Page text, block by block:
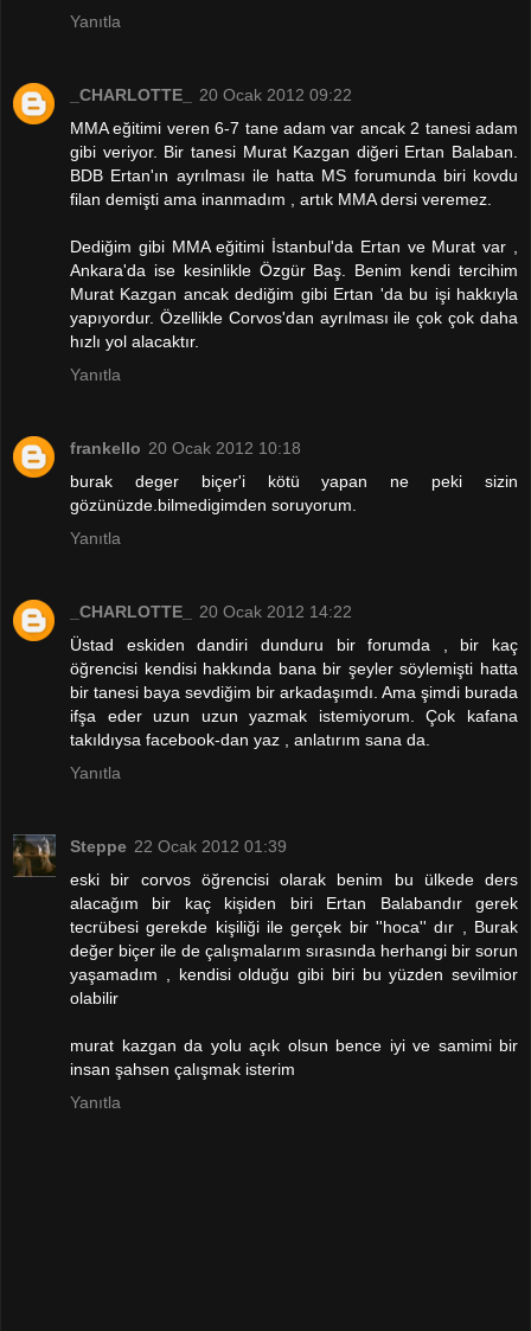
Yanıtla
_CHARLOTTE_
20 Ocak 2012 09:22
MMA eğitimi veren 6-7 tane adam var ancak 2 tanesi adam
gibi veriyor. Bir tanesi Murat Kazgan diğeri Ertan Balaban.
BDB Ertan'ın ayrılması ile hatta MS forumunda biri kovdu
filan demişti ama inanmadım , artık MMA dersi veremez.
Dediğim gibi MMA eğitimi İstanbul'da Ertan ve Murat var ,
Ankara'da ise kesinlikle Özgür Baş. Benim kendi tercihim
Murat Kazgan ancak dediğim gibi Ertan 'da bu işi hakkıyla
yapıyordur. Özellikle Corvos'dan ayrılması ile çok çok daha
hızlı yol alacaktır.
Yanıtla
frankello 20 Ocak 2012 10:18
burak deger biçer'i kötü yapan ne peki sizin
gözünüzde.bilmedigimden soruyorum.
Yanıtla
_CHARLOTTE_
20 Ocak 2012 14:22
Üstad eskiden dandiri dunduru bir forumda , bir kaç
öğrencisi kendisi hakkında bana bir şeyler söylemişti hatta
bir tanesi baya sevdiğim bir arkadaşımdı. Ama şimdi burada
ifşa eder uzun uzun yazmak istemiyorum. Çok kafana
takıldıysa facebook-dan yaz , anlatırım sana da.
Yanıtla
Steppe 22 Ocak 2012 01:39
eski bir corvos öğrencisi olarak benim bu ülkede ders
alacağım bir kaç kişiden biri Ertan Balabandır gerek
tecrübesi gerekde kişiliği ile gerçek bir ''hoca'' dır , Burak
değer biçer ile de çalışmalarım sırasında herhangi bir sorun
yaşamadım , kendisi olduğu gibi biri bu yüzden sevilmior
olabilir
murat kazgan da yolu açık olsun bence iyi ve samimi bir
insan şahsen çalışmak isterim
Yanıtla